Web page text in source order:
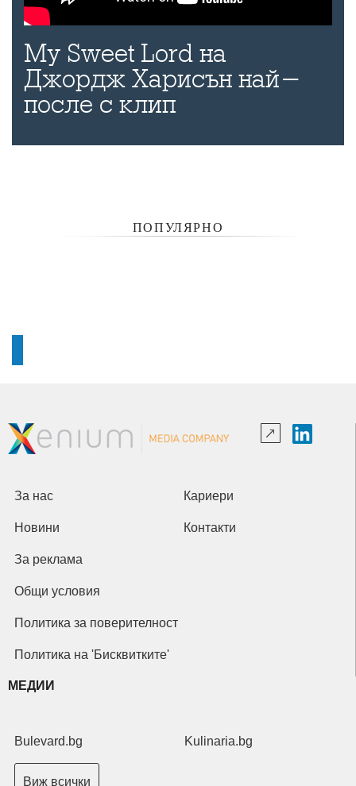
My Sweet Lord на
Джордж Харисън най-
после с клип
ПОПУЛЯРНО
За нас Кариери
Новини Контакти
За реклама
Общи условия
Политика за поверителност
Политика на 'Бисквитките'
МЕДИИ
Bulevard.bg Kulinaria.bg
Виж всички